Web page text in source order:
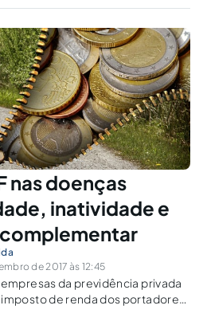
Lei Federal n.º 7.713, de
nas doenças
inatividade e
de 2017 às 12:45
da previdência privada
de renda dos portadores